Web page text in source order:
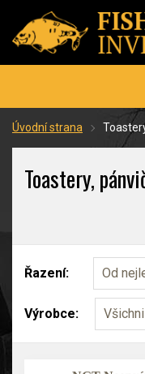
Úvodní strana
Toastery,
Řazení: Od
Výrobce: